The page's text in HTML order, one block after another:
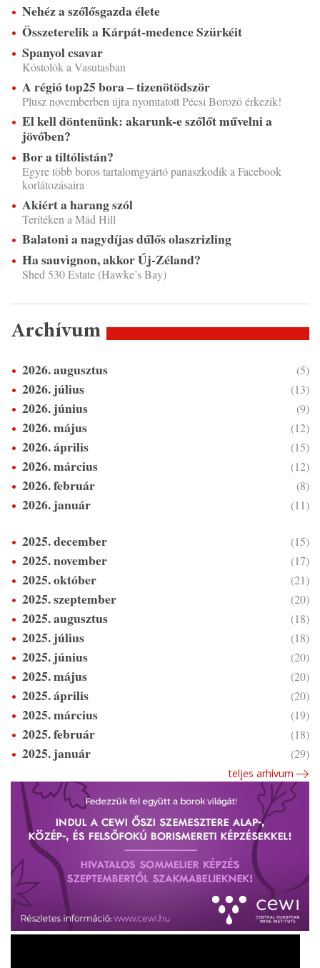
Nehéz a szőlősgazda élete
Összeterelik a Kárpát-medence Szürkéit
Spanyol csavar
Kóstolók a Vasutasban
A régió top25 bora – tizenötödször
Plusz novemberben újra nyomtatott Pécsi Borozó érkezik!
El kell döntenünk: akarunk-e szőlőt művelni a
jövőben?
Bor a tiltólistán?
Egyre több boros tartalomgyártó panaszkodik a Facebook
korlátozásaira
Akiért a harang szól
Terítéken a Mád Hill
Balatoni a nagydíjas dűlős olaszrizling
Ha sauvignon, akkor Új-Zéland?
Shed 530 Estate (Hawke’s Bay)
Archívum
2026. augusztus (5)
2026. július (13)
2026. június (9)
2026. május (12)
2026. április (15)
2026. március (12)
2026. február (8)
2026. január (11)
2025. december (15)
2025. november (17)
2025. október (21)
2025. szeptember (20)
2025. augusztus (18)
2025. július (18)
2025. június (20)
2025. május (20)
2025. április (20)
2025. március (19)
2025. február (18)
2025. január (29)
teljes arhívum